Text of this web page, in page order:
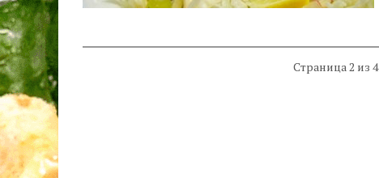
Страница 2 из 4